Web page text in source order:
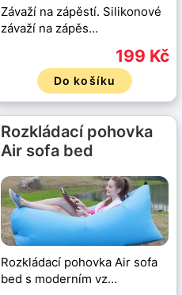
Závaží na zápěstí. Silikonové
závaží na zápěs…
199 Kč
Do košíku
Rozkládací pohovka
Air sofa bed
Rozkládací pohovka Air sofa
bed s moderním vz…